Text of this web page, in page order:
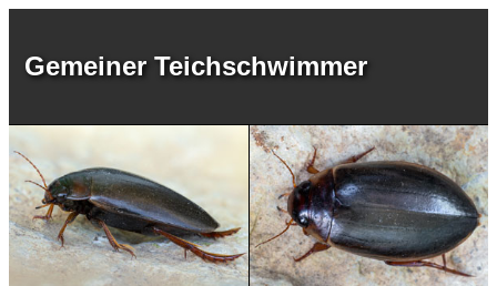
Gemeiner Teichschwimmer